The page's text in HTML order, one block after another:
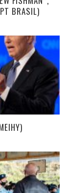
BRASIL)